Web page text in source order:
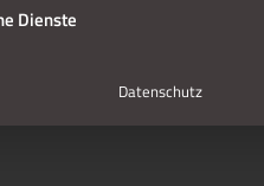
kann. Die erste Service-
Dienste
Datenschutz